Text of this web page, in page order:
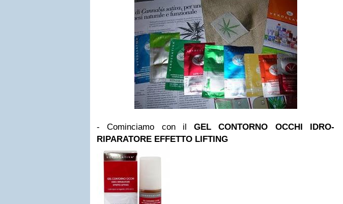
- Cominciamo con ilGEL CONTORNO OCCHI IDRO-
RIPARATORE EFFETTO LIFTING